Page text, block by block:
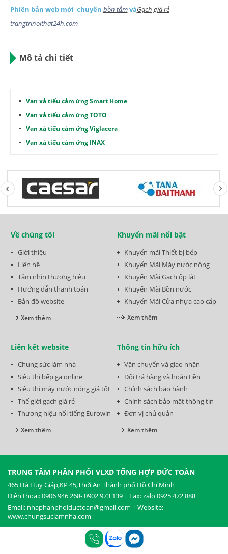
Phiên bản web mới chuyên bồn tắmvàGạch giá rẻ
trangtrinoithat24h.com
Mô tả chi tiết
Van xả tiểu cảm ứng Smart Home
Van xả tiểu cảm ứng TOTO
Van xả tiểu cảm ứng Viglacera
Van xả tiểu cảm ứng INAX
Về chúng tôi
Giới thiệu
Liên hệ
Tầm nhìn thương hiệu
Hướng dẫn thanh toán
Bản đồ website
Xem thêm
Khuyến mãi nổi bật
Khuyến mãi Thiết bị bếp
Khuyến Mãi Máy nước nóng
Khuyến Mãi Gạch ốp lát
Khuyến Mãi Bồn nước
Khuyến Mãi Cửa nhựa cao cấp
Xem thêm
Liên kết website
Chung sức làm nhà
Siêu thị bếp ga online
Siêu thị máy nước nóng giá tốt
Thế giới gạch giá rẻ
Thương hiệu nổi tiếng Eurowin
Xem thêm
Thông tin hữu ích
Vận chuyển và giao nhận
Đổi trả hàng và hoàn tiền
Chính sách bảo hành
Chính sách bảo mật thông tin
Đơn vị chủ quản
Xem thêm
TRUNG TÂM PHÂN PHỐI VLXD TỔNG HỢP ĐỨC TOÀN
465 Hà Huy Giáp,KP 45,Thới An Thành phố Hồ Chí Minh
Điện thoại: 0906 946 268- 0902 973 139 | Fax: zalo 0925 472 888
Email: nhaphanphoiductoan@gmail.com | Website:
www.chungsuclamnha.com
TP HCM : 0906 946 268 ( Phóng) 0902 973 139 ( Hà)
Hà Nội : 0986 657 672 ( Hiền ) Ngói : 0982 363 268 ( A Phòng )